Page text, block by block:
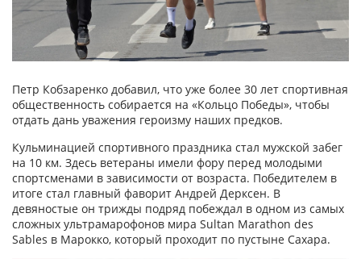
Петр Кобзаренко добавил, что уже более 30 лет спортивная
общественность собирается на «Кольцо Победы», чтобы
отдать дань уважения героизму наших предков.
Кульминацией спортивного праздника стал мужской забег
на 10 км. Здесь ветераны имели фору перед молодыми
спортсменами в зависимости от возраста. Победителем в
итоге стал главный фаворит Андрей Дерксен. В
девяностые он трижды подряд побеждал в одном из самых
сложных ультрамарофонов мира Sultan Marathon des
Sables в Марокко, который проходит по пустыне Сахара.